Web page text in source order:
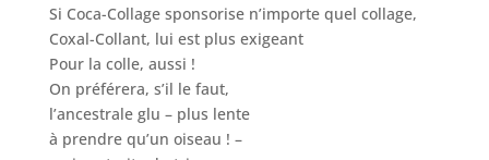
Si Coca-Collage sponsorise n’importe quel collage,
Coxal-Collant, lui est plus exigeant
Pour la colle, aussi !
On préférera, s’il le faut,
l’ancestrale glu – plus lente
à prendre qu’un oiseau ! –